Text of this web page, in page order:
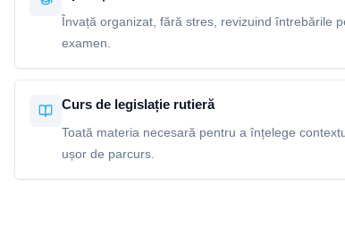
Învață organizat, fără stres, revizuind întrebările
examen.
Curs de legislație rutieră
Toată materia necesară pentru a înțelege
ușor de parcurs.